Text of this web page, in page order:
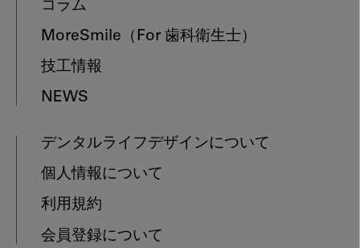
コラム
MoreSmile （For 歯科衛生士）
技工情報
NEWS
デンタルライフデザインについて
個人情報について
利用規約
会員登録について